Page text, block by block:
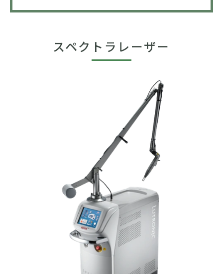
スペクトラレーザー